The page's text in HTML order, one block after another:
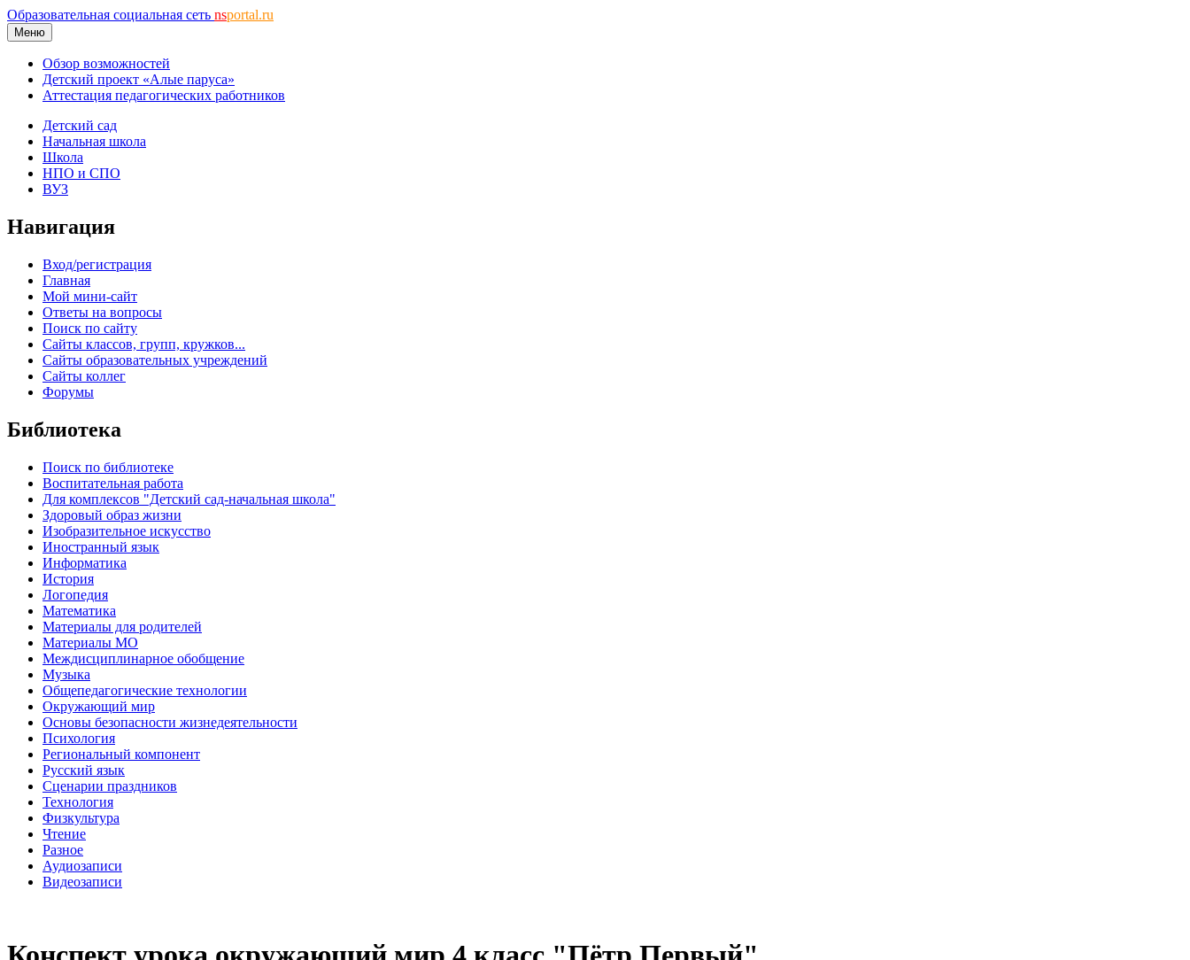
Образовательная социальная сеть nsportal.ru
Меню
Обзор возможностей
Детский проект «Алые паруса»
Аттестация педагогических работников
Детский сад
Начальная школа
Школа
НПО и СПО
ВУЗ
Навигация
Вход/регистрация
Главная
Мой мини-сайт
Ответы на вопросы
Поиск по сайту
Сайты классов, групп, кружков...
Сайты образовательных учреждений
Сайты коллег
Форумы
Библиотека
Поиск по библиотеке
Воспитательная работа
Для комплексов "Детский сад-начальная школа"
Здоровый образ жизни
Изобразительное искусство
Иностранный язык
Информатика
История
Логопедия
Математика
Материалы для родителей
Материалы МО
Междисциплинарное обобщение
Музыка
Общепедагогические технологии
Окружающий мир
Основы безопасности жизнедеятельности
Психология
Региональный компонент
Русский язык
Сценарии праздников
Технология
Физкультура
Чтение
Разное
Аудиозаписи
Видеозаписи